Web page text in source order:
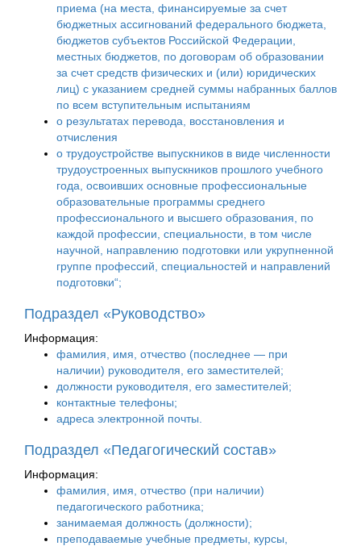
приема (на места, финансируемые за счет
бюджетных ассигнований федерального бюджета,
бюджетов субъектов Российской Федерации,
местных бюджетов, по договорам об образовании
за счет средств физических и (или) юридических
лиц) с указанием средней суммы набранных баллов
по всем вступительным испытаниям
о результатах перевода, восстановления и
отчисления
о трудоустройстве выпускников в виде численности
трудоустроенных выпускников прошлого учебного
года, освоивших основные профессиональные
образовательные программы среднего
профессионального и высшего образования, по
каждой профессии, специальности, в том числе
научной, направлению подготовки или укрупненной
группе профессий, специальностей и направлений
подготовки“;
Подраздел «Руководство»
Информация:
фамилия, имя, отчество (последнее — при
наличии) руководителя, его заместителей;
должности руководителя, его заместителей;
контактные телефоны;
адреса электронной почты.
Подраздел «Педагогический состав»
Информация:
фамилия, имя, отчество (при наличии)
педагогического работника;
занимаемая должность (должности);
преподаваемые учебные предметы, курсы,